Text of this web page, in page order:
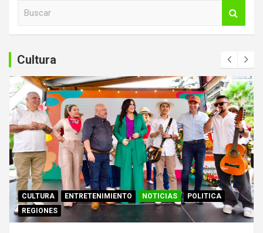
a
r
Cultura
CULTURA ENTRETENIMIENTO NOTICIAS
POLITICA
REGIONES